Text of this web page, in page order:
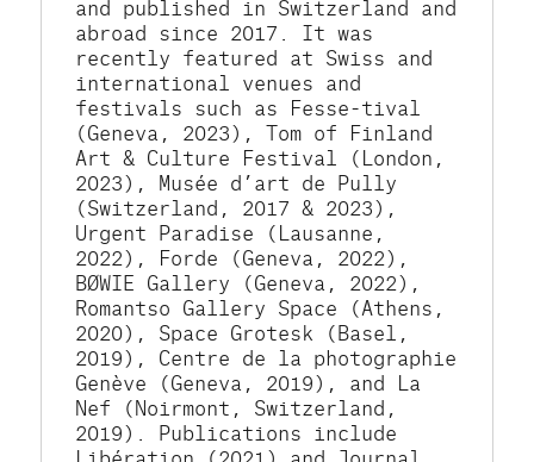
and published in Switzerland and
abroad since 2017. It was
recently featured at Swiss and
international venues and
festivals such as Fesse-tival
(Geneva, 2023), Tom of Finland
Art & Culture Festival (London,
2023), Musée d’art de Pully
(Switzerland, 2017 & 2023),
Urgent Paradise (Lausanne,
2022), Forde (Geneva, 2022),
BØWIE Gallery (Geneva, 2022),
Romantso Gallery Space (Athens,
2020), Space Grotesk (Basel,
2019), Centre de la photographie
Genève (Geneva, 2019), and La
Nef (Noirmont, Switzerland,
2019). Publications include